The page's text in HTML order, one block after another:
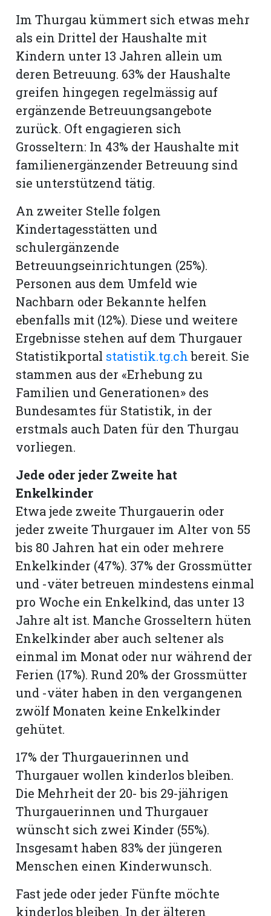
Im Thurgau kümmert sich etwas mehr
als ein Drittel der Haushalte mit
Kindern unter 13 Jahren allein um
deren Betreuung. 63% der Haushalte
greifen hingegen regelmässig auf
ergänzende Betreuungsangebote
zurück. Oft engagieren sich
Grosseltern: In 43% der Haushalte mit
familienergänzender Betreuung sind
sie unterstützend tätig.
An zweiter Stelle folgen
Kindertagesstätten und
schulergänzende
Betreuungseinrichtungen (25%).
Personen aus dem Umfeld wie
Nachbarn oder Bekannte helfen
ebenfalls mit (12%). Diese und weitere
Ergebnisse stehen auf dem Thurgauer
Statistikportal statistik.tg.chbereit. Sie
stammen aus der «Erhebung zu
Familien und Generationen» des
Bundesamtes für Statistik, in der
erstmals auch Daten für den Thurgau
vorliegen.
Jede oder jeder Zweite hat
Enkelkinder
Etwa jede zweite Thurgauerin oder
jeder zweite Thurgauer im Alter von 55
bis 80 Jahren hat ein oder mehrere
Enkelkinder (47%). 37% der Grossmütter
und -väter betreuen mindestens einmal
pro Woche ein Enkelkind, das unter 13
Jahre alt ist. Manche Grosseltern hüten
Enkelkinder aber auch seltener als
einmal im Monat oder nur während der
Ferien (17%). Rund 20% der Grossmütter
und -väter haben in den vergangenen
zwölf Monaten keine Enkelkinder
gehütet.
17% der Thurgauerinnen und
Thurgauer wollen kinderlos bleiben.
Die Mehrheit der 20- bis 29-jährigen
Thurgauerinnen und Thurgauer
wünscht sich zwei Kinder (55%).
Insgesamt haben 83% der jüngeren
Menschen einen Kinderwunsch.
Fast jede oder jeder Fünfte möchte
kinderlos bleiben. In der älteren